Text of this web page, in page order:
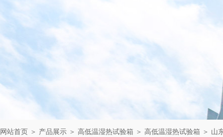
网站首页 ＞ 产品展示 ＞ 高低温湿热试验箱 ＞ 高低温湿热试验箱 ＞ 山